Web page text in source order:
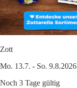
Zott
Mo. 13.7. - So. 9.8.2026
Noch 3 Tage gültig